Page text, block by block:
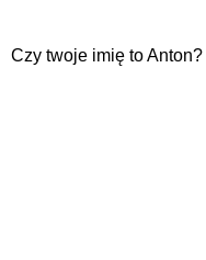
Czy twoje imię to Anton?